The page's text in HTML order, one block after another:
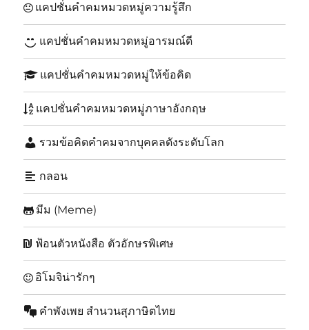
แคปชั่นคำคมหมวดหมู่ความรู้สึก
แคปชั่นคำคมหมวดหมู่อารมณ์ดี
แคปชั่นคำคมหมวดหมู่ให้ข้อคิด
แคปชั่นคำคมหมวดหมู่ภาษาอังกฤษ
รวมข้อคิดคำคมจากบุคคลดังระดับโลก
กลอน
มีม (Meme)
ฟ้อนตัวหนังสือ ตัวอักษรพิเศษ
อิโมจิน่ารักๆ
คำพังเพย สำนวนสุภาษิตไทย